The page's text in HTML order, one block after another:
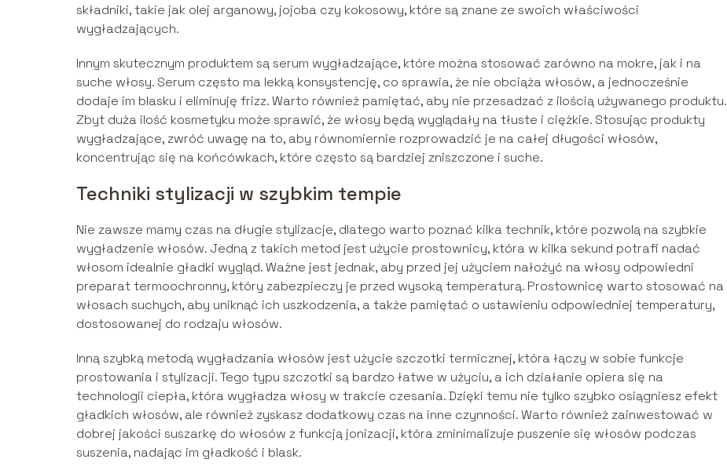
składniki, takie jak olej arganowy, jojoba czy kokosowy, które są znane ze swoich właściwości
wygładzających.
Innym skutecznym produktem są serum wygładzające, które można stosować zarówno na mokre, jak i na
suche włosy. Serum często ma lekką konsystencję, co sprawia, że nie obciąża włosów, a jednocześnie
dodaje im blasku i eliminuję frizz. Warto również pamiętać, aby nie przesadzać z ilością używanego produktu.
Zbyt duża ilość kosmetyku może sprawić, że włosy będą wyglądały na tłuste i ciężkie. Stosując produkty
wygładzające, zwróć uwagę na to, aby równomiernie rozprowadzić je na całej długości włosów,
koncentrując się na końcówkach, które często są bardziej zniszczone i suche.
Techniki stylizacji w szybkim tempie
Nie zawsze mamy czas na długie stylizacje, dlatego warto poznać kilka technik, które pozwolą na szybkie
wygładzenie włosów. Jedną z takich metod jest użycie prostownicy, która w kilka sekund potrafi nadać
włosom idealnie gładki wygląd. Ważne jest jednak, aby przed jej użyciem nałożyć na włosy odpowiedni
preparat termoochronny, który zabezpieczy je przed wysoką temperaturą. Prostownicę warto stosować na
włosach suchych, aby uniknąć ich uszkodzenia, a także pamiętać o ustawieniu odpowiedniej temperatury,
dostosowanej do rodzaju włosów.
Inną szybką metodą wygładzania włosów jest użycie szczotki termicznej, która łączy w sobie funkcje
prostowania i stylizacji. Tego typu szczotki są bardzo łatwe w użyciu, a ich działanie opiera się na
technologii ciepła, która wygładza włosy w trakcie czesania. Dzięki temu nie tylko szybko osiągniesz efekt
gładkich włosów, ale również zyskasz dodatkowy czas na inne czynności. Warto również zainwestować w
dobrej jakości suszarkę do włosów z funkcją jonizacji, która zminimalizuje puszenie się włosów podczas
suszenia, nadając im gładkość i blask.